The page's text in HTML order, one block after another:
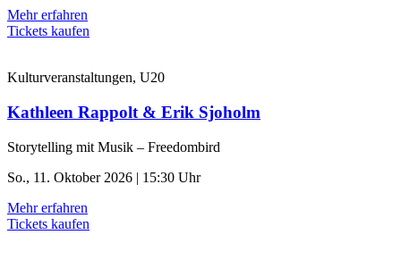
Mehr erfahren
Tickets kaufen
Kulturveranstaltungen, U20
Kathleen Rappolt & Erik Sjoholm
Storytelling mit Musik – Freedombird
So., 11. Oktober 2026 | 15:30 Uhr
Mehr erfahren
Tickets kaufen